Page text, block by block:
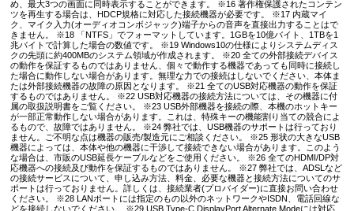
め、最大3つの画面に同時表示することができます。 ※16 著作権保護されたコンテン
ツを再生する場合は、HDCP規格に対応した接続機器が必要です。 ※17 内蔵マイ
ク、マイク入力(オーディオコンボジャック)端子からの音声を直接出力することはで
きません。 ※18 「NTFS」でフォーマットしています。1GBを10億バイト、1TBを1
兆バイトで計算した場合の数値です。 ※19 Windows10の仕様によりシステムディス
クの先頭に約400MBのシステム領域が作成されます。 ※20 全ての外部接続デバイス
の動作を保証するものではありません、個々で動作する機器であっても同時に接続し
た場合に動作しない場合があります。無理な力での接続はしないでください、本体ま
たは外部接続機器の故障の原因となります。 ※21 全てのUSB対応機器の動作を保証
するものではありません。 ※22 USB対応機器の接続方法については、その機器に付
属の取扱説明書をご覧ください。 ※23 USB外部機器を接続の際、本機のホットキー
が一部正常動作しない場合があります。これは、特殊キーの機能割り当ての競合によ
るもので、故障ではありません。 ※24 弊社では、USB機器のサポートは行っており
ません。ご不明な点は機器の販売/製造元にご相談ください。 ※25 形状の大きなUSB
機器によっては、本体や他の機器に干渉して接続できない場合があります。このよう
な場合は、市販のUSB延長ケーブルなどをご使用ください。 ※26 全てのHDMI/DP対
応機器への接続及び動作を保証するものではありません。 ※27 弊社では、ADSLなど
の接続サービスについて、申し込み方法、料金、必要な機器と接続方法についてのサ
ポートは行っておりません。詳しくは、接続業者(プロバイダー)に直接お問い合わせ
ください。 ※28 LANポートには指定のもの以外のネットワークやISDN、電話回線な
どを接続しないでください。 ※29 USB Type-C DisplayPort Alternate Modeには対応